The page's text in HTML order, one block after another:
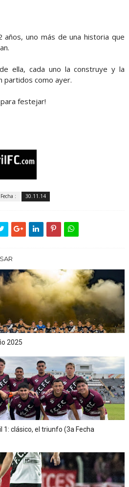
años, uno más de una historia que
ella, cada uno la construye y la
partidos como ayer.
festejar!
Fecha : 30.11.14
2025
1: clásico, el triunfo (3a Fecha